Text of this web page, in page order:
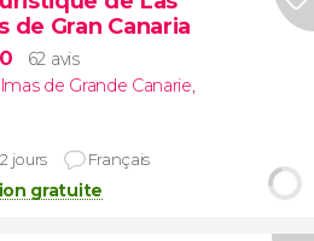
de Gran Canaria
62 avis
de Grande Canarie,
jours Français
gratuite